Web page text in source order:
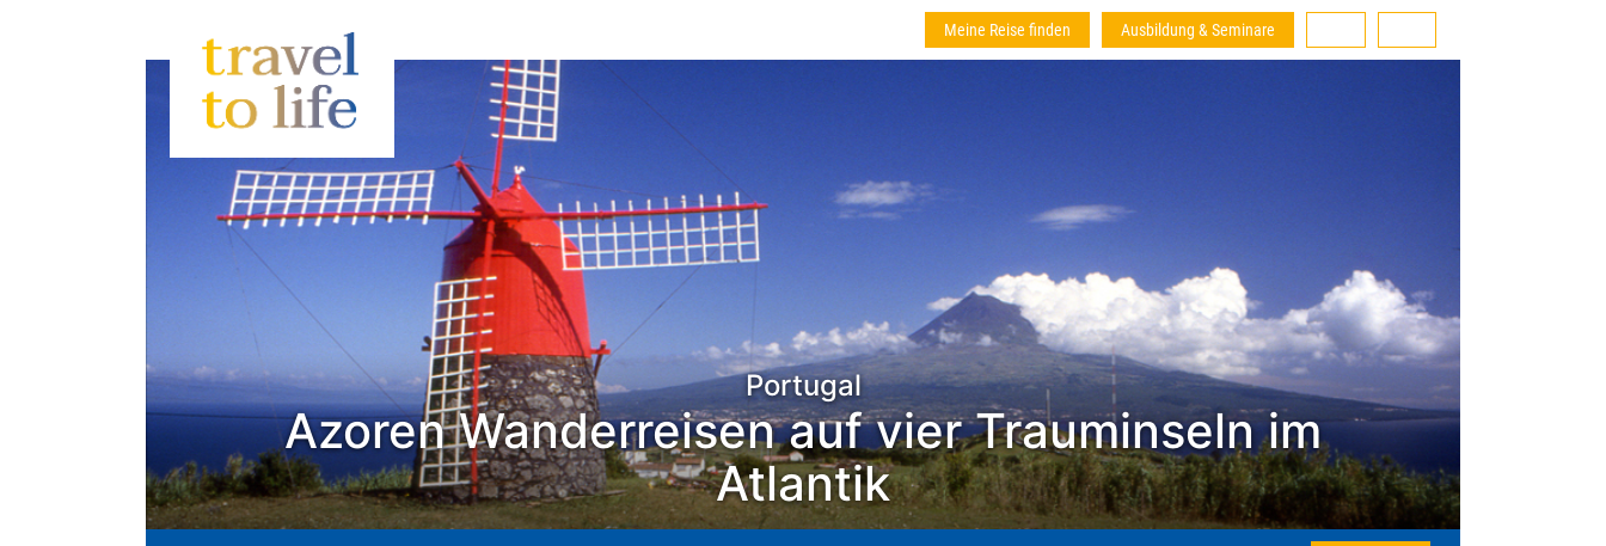
Meine Reise finden Ausbildung & Seminare
Portugal
Azoren Wanderreisen auf vier Trauminseln im
Atlantik